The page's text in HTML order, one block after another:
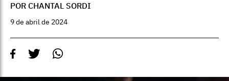
POR CHANTAL SORDI
9 de abril de 2024